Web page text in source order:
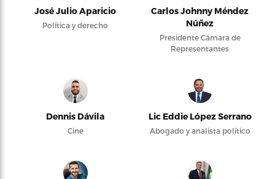
José Julio Aparicio
Política y derecho
Carlos Johnny Méndez
Núñez
Presidente Cámara de
Representantes
Dennis Dávila
Cine
Lic Eddie López Serrano
Abogado y analista político